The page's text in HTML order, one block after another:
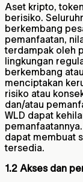
Aset kripto,
berisiko.
berkembang
pemanfaatan,
terdampak oleh
lingkungan
berkembang
menciptakan
risiko atau
dan/atau
WLD dapat
dapat membuat
tersedia.
1.2 Akses dan